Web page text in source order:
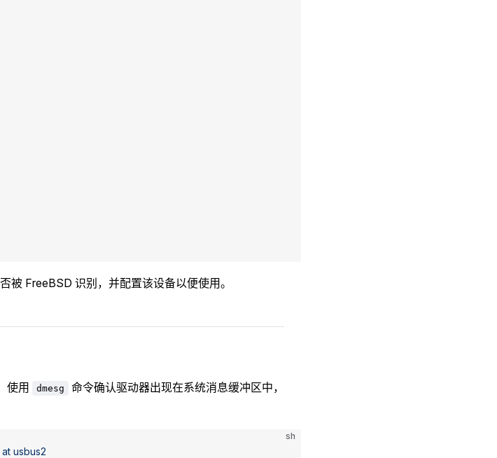
被 FreeBSD 识别，并配置该设备以便使用。
使用 dmesg
命令确认驱动器出现在系统消息缓冲区中，
sh
at usbus2